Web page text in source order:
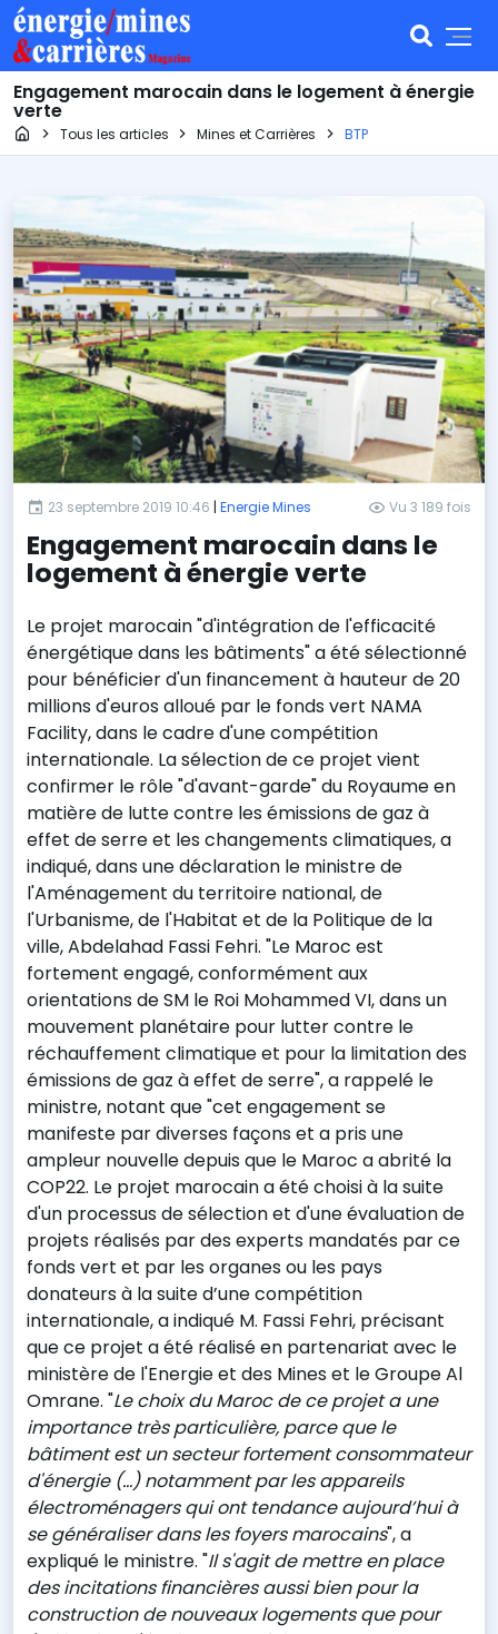
Engagement marocain dans le logement à énergie
verte
Page d'accueil
Tous les articles Mines et Carrières BTP
23 septembre 2019 10:46 | Energie Mines Vu 3 189 fois
Engagement marocain dans le
logement à énergie verte
Le projet marocain "d'intégration de l'efficacité
énergétique dans les bâtiments" a été sélectionné
pour bénéficier d'un financement à hauteur de 20
millions d'euros alloué par le fonds vert NAMA
Facility, dans le cadre d'une compétition
internationale. La sélection de ce projet vient
confirmer le rôle "d'avant-garde" du Royaume en
matière de lutte contre les émissions de gaz à
effet de serre et les changements climatiques, a
indiqué, dans une déclaration le ministre de
l'Aménagement du territoire national, de
l'Urbanisme, de l'Habitat et de la Politique de la
ville, Abdelahad Fassi Fehri. "Le Maroc est
fortement engagé, conformément aux
orientations de SM le Roi Mohammed VI, dans un
mouvement planétaire pour lutter contre le
réchauffement climatique et pour la limitation des
émissions de gaz à effet de serre", a rappelé le
ministre, notant que "cet engagement se
manifeste par diverses façons et a pris une
ampleur nouvelle depuis que le Maroc a abrité la
COP22. Le projet marocain a été choisi à la suite
d'un processus de sélection et d'une évaluation de
projets réalisés par des experts mandatés par ce
fonds vert et par les organes ou les pays
donateurs à la suite d’une compétition
internationale, a indiqué M. Fassi Fehri, précisant
que ce projet a été réalisé en partenariat avec le
ministère de l'Energie et des Mines et le Groupe Al
Omrane. "Le choix du Maroc de ce projet a une
importance très particulière, parce que le
bâtiment est un secteur fortement consommateur
d'énergie (...) notamment par les appareils
électroménagers qui ont tendance aujourd’hui à
se généraliser dans les foyers marocains", a
expliqué le ministre. "Il s'agit de mettre en place
des incitations financières aussi bien pour la
construction de nouveaux logements que pour